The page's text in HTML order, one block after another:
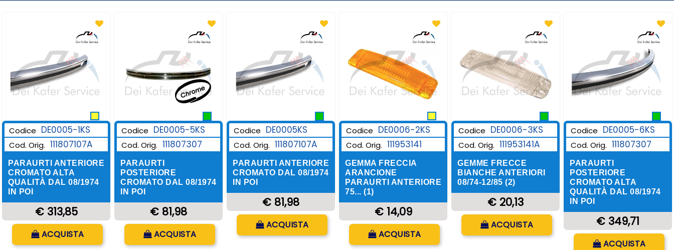
Codice DE0005-1KS
Cod. Orig. 111807107A
PARAURTI ANTERIORE
CROMATO ALTA
QUALITÀ DAL 08/1974
IN POI
€ 313,85
ACQUISTA
Codice DE0005-5KS
Cod. Orig. 111807307
PARAURTI
POSTERIORE
CROMATO DAL 08/1974
IN POI
€ 81,98
ACQUISTA
Codice DE0005KS
Cod. Orig. 111807107A
PARAURTI ANTERIORE
CROMATO DAL 08/1974
IN POI
€ 81,98
ACQUISTA
Codice DE0006-2KS
Cod. Orig. 111953141
GEMMA FRECCIA
ARANCIONE
PARAURTI ANTERIORE
75... (1)
€ 14,09
ACQUISTA
Codice DE0006-3KS
Cod. Orig. 111953141A
GEMME FRECCE
BIANCHE ANTERIORI
08/74-12/85 (2)
€ 20,13
ACQUISTA
Codice DE0005-6KS
Cod. Orig. 111807307
PARAURTI
POSTERIORE
CROMATO ALTA
QUALITÀ DAL 08/1974
IN POI
€ 349,71
ACQUISTA